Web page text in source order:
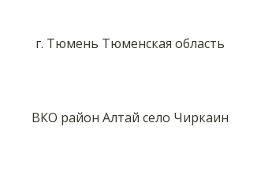
г. Тюмень Тюменская область
ВКО район Алтай село Чиркаин